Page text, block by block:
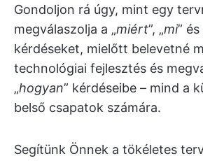
Gondoljon rá úgy, mint egy
megválaszolja a „miért”, „mi” és
kérdéseket, mielőtt belevetné
technológiai fejlesztés és
„hogyan” kérdéseibe – mind a
belső csapatok számára.
Segítünk Önnek a tökéletes